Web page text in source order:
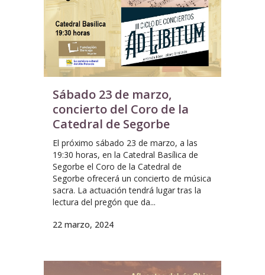
Sábado 23 de marzo,
concierto del Coro de la
Catedral de Segorbe
El próximo sábado 23 de marzo, a las
19:30 horas, en la Catedral Basílica de
Segorbe el Coro de la Catedral de
Segorbe ofrecerá un concierto de música
sacra. La actuación tendrá lugar tras la
lectura del pregón que da...
22 marzo, 2024